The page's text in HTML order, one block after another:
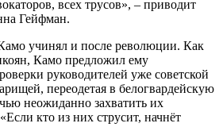
всех трусов», – приводит
Гейфман.
учинял и после революции. Как
Камо предложил ему
руководителей уже советской
переодетая в белогвардейскую
неожиданно захватить их
кто из них струсит, начнёт